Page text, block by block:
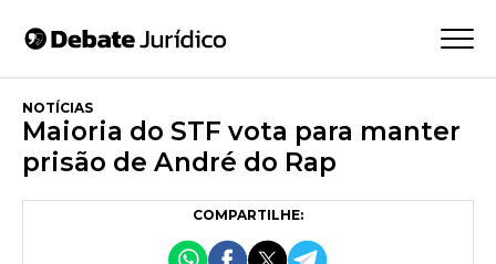
NOTÍCIAS
Maioria do STF vota para manter
prisão de André do Rap
COMPARTILHE: